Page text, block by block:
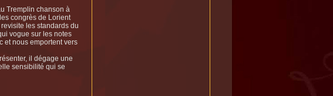
Tremplin chanson à
congrès de Lorient
les standards du
vogue sur les notes
et nous emportent vers
il dégage une
sensibilité qui se